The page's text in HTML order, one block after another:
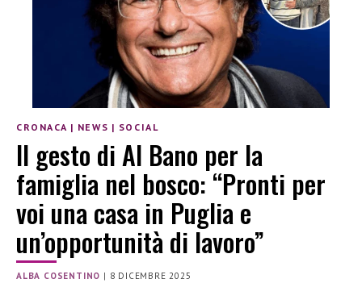
CRONACA | NEWS | SOCIAL
Il gesto di Al Bano per la
famiglia nel bosco: “Pronti per
voi una casa in Puglia e
un’opportunità di lavoro”
ALBA COSENTINO | 8 DICEMBRE 2025